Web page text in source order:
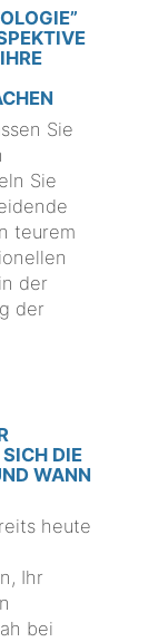
Sie
Sie
teurem
der
der
DIE
WANN
heute
Ihr
bei